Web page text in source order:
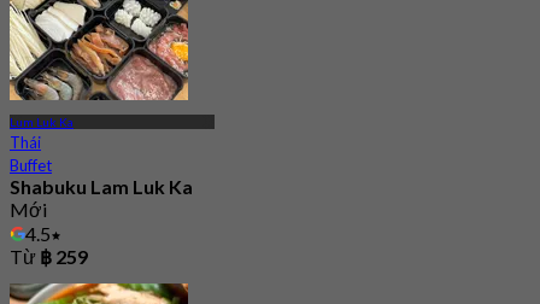
Lum Luk Ka
Thái
Buffet
Shabuku Lam Luk Ka
Mới
4.5
Từ ฿ 259